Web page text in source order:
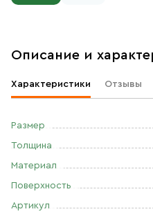
Описание и
Характеристики Отзывы
Размер
Толщина
Материал
Поверхность
Артикул